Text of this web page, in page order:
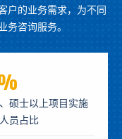
户的业务需求，为不同
咨询服务。
硕士以上项目实施
员占比